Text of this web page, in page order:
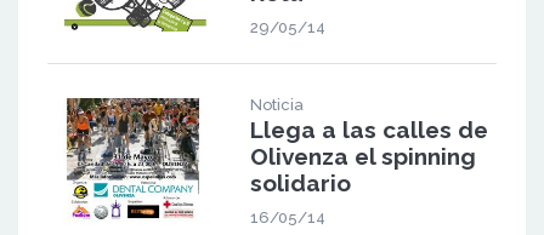
29/05/14
Noticia
Llega a las calles de
Olivenza el spinning
solidario
16/05/14